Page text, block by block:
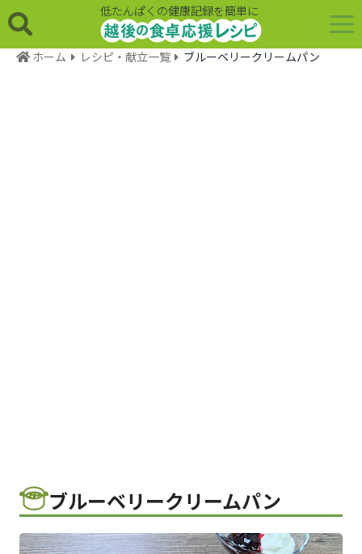
低たんぱくの健康記録を簡単に
ホーム レシピ・献立一覧 ブルーベリークリームパン
ブルーベリークリームパン